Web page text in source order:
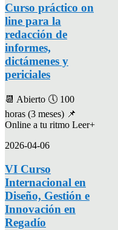
Curso práctico on
line para la
redacción de
informes,
dictámenes y
periciales
📆 Abierto 🕔 100
horas (3 meses) 📌
Online a tu ritmo Leer+
2026-04-06
VI Curso
Internacional en
Diseño, Gestión e
Innovación en
Regadío